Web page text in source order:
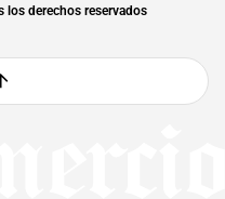
los derechos reservados